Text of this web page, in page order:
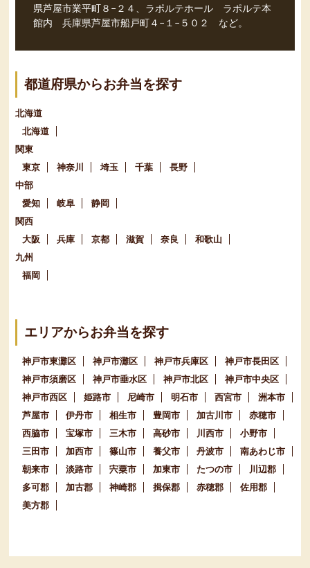
県芦屋市業平町８−２４、ラポルテホール ラポルテ本
館内 兵庫県芦屋市船戸町４−１−５０２ など。
都道府県からお弁当を探す
北海道
北海道
関東
東京
神奈川 埼玉 千葉
長野
中部
愛知
岐阜
静岡
関西
大阪
兵庫 京都 滋賀 奈良
和歌山
九州
福岡
エリアからお弁当を探す
神戸市東灘区 神戸市灘区 神戸市兵庫区
神戸市長田区
神戸市須磨区
神戸市垂水区 神戸市北区
神戸市中央区
神戸市西区
姫路市 尼崎市 明石市 西宮市
洲本市
芦屋市
伊丹市 相生市 豊岡市 加古川市
赤穂市
西脇市
宝塚市 三木市 高砂市 川西市
小野市
三田市
加西市 篠山市 養父市 丹波市
南あわじ市
朝来市
淡路市 宍粟市 加東市 たつの市
川辺郡
多可郡
加古郡 神崎郡 揖保郡 赤穂郡
佐用郡
美方郡